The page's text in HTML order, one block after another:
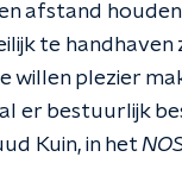
afstand
te
willen plezier
er bestuurlijk
Kuin, in het